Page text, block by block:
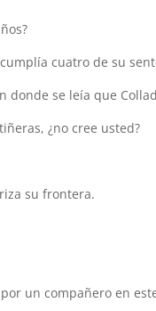
cuatro de su
se leía que
¿no cree usted?
su frontera.
un compañero en